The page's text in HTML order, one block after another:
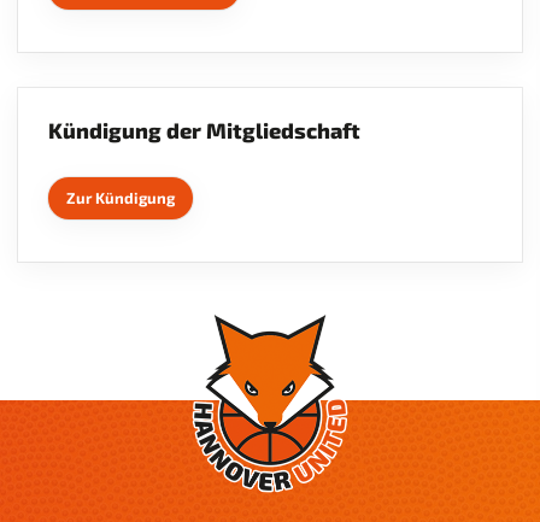
Kündigung der Mitgliedschaft
Zur Kündigung